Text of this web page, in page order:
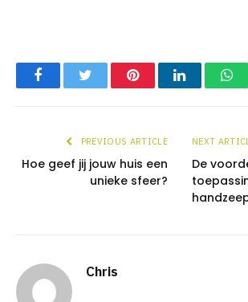
FacebookTwitter PinterestLinkedIn
PREVIOUS ARTICLE
Hoe geef jij jouw huis een
unieke sfeer?
NEXT
De
Chris